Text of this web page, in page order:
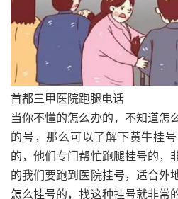
首都三甲医院跑腿电话
当你不懂的怎么办的，不知道怎
的号，那么可以了解下黄牛挂
的，他们专门帮忙跑腿挂号的，
的我们要跑到医院挂号，适合外
怎么挂号的，找这种挂号就非常